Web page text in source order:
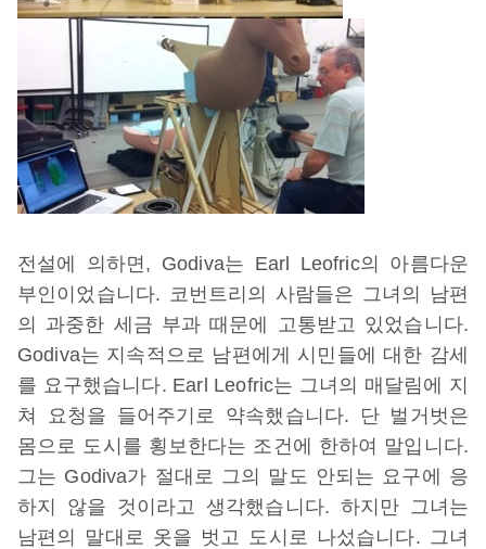
전설에 의하면, Godiva는 Earl Leofric의 아름다운
부인이었습니다. 코번트리의 사람들은 그녀의 남편
의 과중한 세금 부과 때문에 고통받고 있었습니다.
Godiva는 지속적으로 남편에게 시민들에 대한 감세
를 요구했습니다. Earl Leofric는 그녀의 매달림에 지
쳐 요청을 들어주기로 약속했습니다. 단 벌거벗은
몸으로 도시를 횡보한다는 조건에 한하여 말입니다.
그는 Godiva가 절대로 그의 말도 안되는 요구에 응
하지 않을 것이라고 생각했습니다. 하지만 그녀는
남편의 말대로 옷을 벗고 도시로 나섰습니다. 그녀